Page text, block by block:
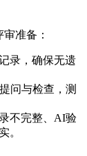
准备：
录，确保无遗
问与检查，测
不完整、AI验
。